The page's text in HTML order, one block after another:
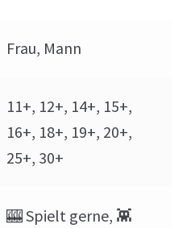
Frau, Mann
11+, 12+, 14+, 15+,
16+, 18+, 19+, 20+,
25+, 30+
🎰 Spielt gerne, 👾